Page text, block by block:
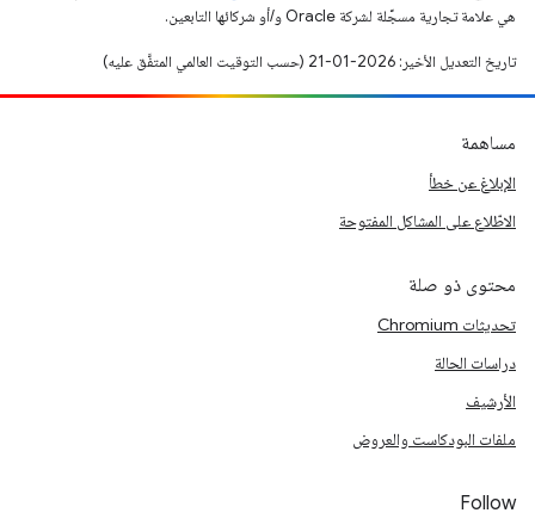
هي علامة تجارية مسجَّلة لشركة Oracle و/أو شركائها التابعين.
تاريخ التعديل الأخير: 2026-01-21 (حسب التوقيت العالمي المتفَّق عليه)
مساهمة
الإبلاغ عن خطأ
الاطّلاع على المشاكل المفتوحة
محتوى ذو صلة
تحديثات Chromium
دراسات الحالة
الأرشيف
ملفات البودكاست والعروض
Follow